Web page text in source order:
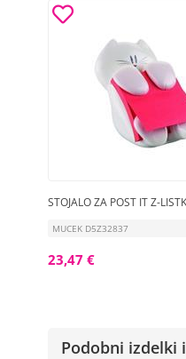
STOJALO ZA POST IT Z-
MUCEK D5Z32837
23,47 €
Podobni izdelki